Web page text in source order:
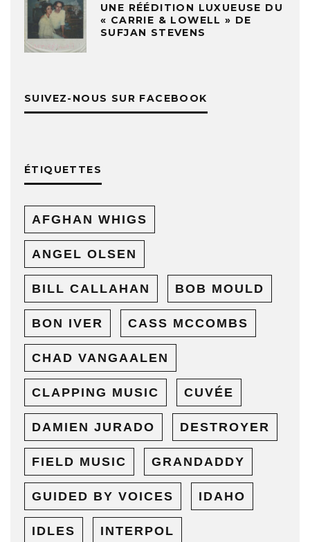
UNE RÉÉDITION LUXUEUSE DU
« CARRIE & LOWELL » DE
SUFJAN STEVENS
SUIVEZ-NOUS SUR FACEBOOK
ÉTIQUETTES
AFGHAN WHIGS
ANGEL OLSEN
BILL CALLAHAN BOB MOULD
BON IVER CASS MCCOMBS
CHAD VANGAALEN
CLAPPING MUSIC CUVÉE
DAMIEN JURADO DESTROYER
FIELD MUSIC GRANDADDY
GUIDED BY VOICES IDAHO
IDLES INTERPOL